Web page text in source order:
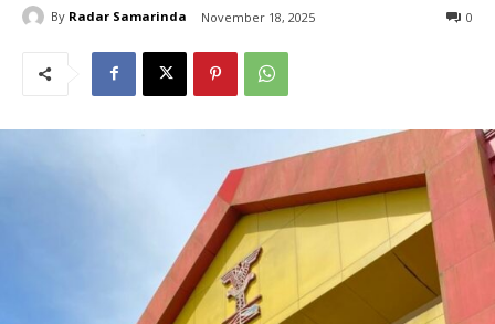
By Radar Samarinda November 18, 2025 0